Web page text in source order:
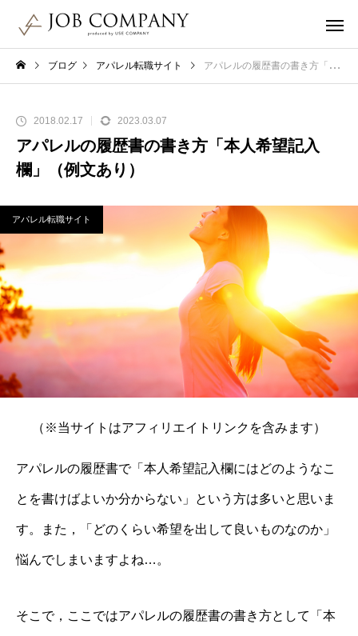
ブログ アパレル転職サイト アパレルの履歴書の書き方「本人希望記入欄」（例文あり）
2018.02.17 2023.03.07
アパレルの履歴書の書き方「本人希望記入
欄」（例文あり）
アパレル転職サイト
（※当サイトはアフィリエイトリンクを含みます）
アパレルの履歴書で「本人希望記入欄にはどのようなこ
とを書けばよいか分からない」という方は多いと思いま
す。また，「どのくらい希望を出して良いものなのか」
悩んでしまいますよね…。
そこで，ここではアパレルの履歴書の書き方として「本